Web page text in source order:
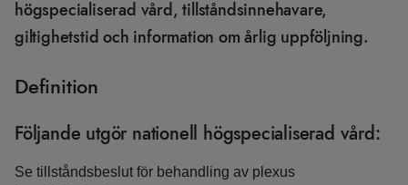
högspecialiserad vård, tillståndsinnehavare,
giltighetstid och information om årlig uppföljning.
Definition
Följande utgör nationell högspecialiserad vård:
Se tillståndsbeslut för behandling av plexus